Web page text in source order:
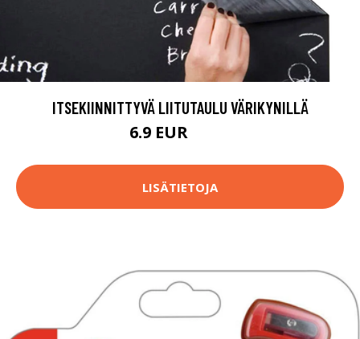
ITSEKIINNITTYVÄ LIITUTAULU VÄRIKYNILLÄ
6.9 EUR
LISÄTIETOJA